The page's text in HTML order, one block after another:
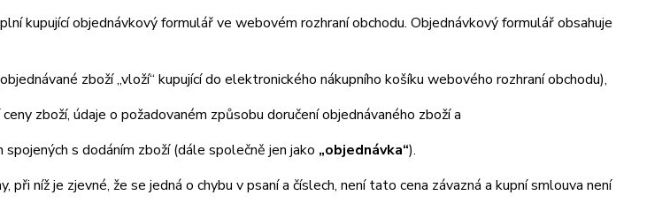
kupující objednávkový formulář ve webovém rozhraní obchodu. Objednávkový formulář obsahuje
zboží „vloží“ kupující do elektronického nákupního košíku webového rozhraní obchodu),
zboží, údaje o požadovaném způsobu doručení objednávaného zboží a
s dodáním zboží (dále společně jen jako „objednávka“).
při níž je zjevné, že se jedná o chybu v psaní a číslech, není tato cena závazná a kupní smlouva není